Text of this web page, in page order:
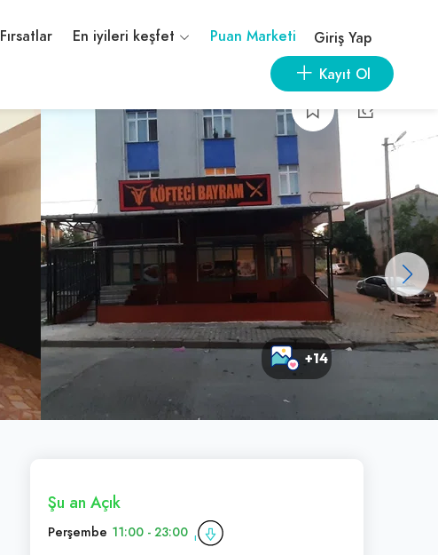
Fırsatlar En iyileri keşfet Puan Marketi
Giriş Yap
Kayıt Ol
+14
Şu an Açık
Perşembe 11:00 - 23:00